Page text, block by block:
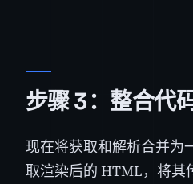
步骤 3：整合代
现在将获取和解析合并为
取渲染后的 HTML，将其